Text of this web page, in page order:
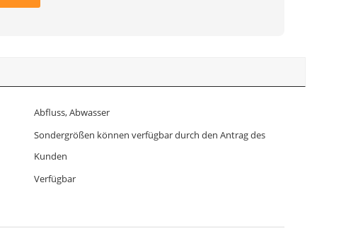
Abfluss, Abwasser
Sondergrößen können verfügbar durch den Antrag des
Kunden
Verfügbar